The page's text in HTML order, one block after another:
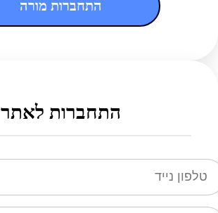
התחברות מורה
התחברות לאתר